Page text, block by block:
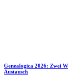
Genealogica 2026: Zwei
Austausch